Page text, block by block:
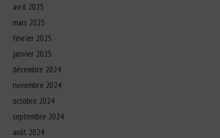
avril 2025
mars 2025
février 2025
janvier 2025
décembre 2024
novembre 2024
octobre 2024
septembre 2024
août 2024